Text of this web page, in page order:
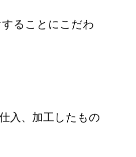
ることにこだわ
入、加工したもの